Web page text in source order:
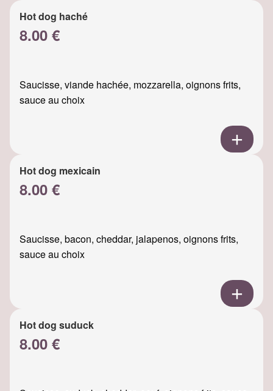
Hot dog haché
8.00 €
Saucisse, viande hachée, mozzarella, oignons frits,
sauce au choix
Hot dog mexicain
8.00 €
Saucisse, bacon, cheddar, jalapenos, oignons frits,
sauce au choix
Hot dog suduck
8.00 €